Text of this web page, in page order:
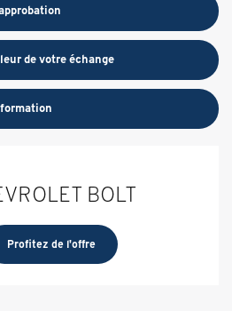
de votre échange
BOLT
Profitez de l'offre